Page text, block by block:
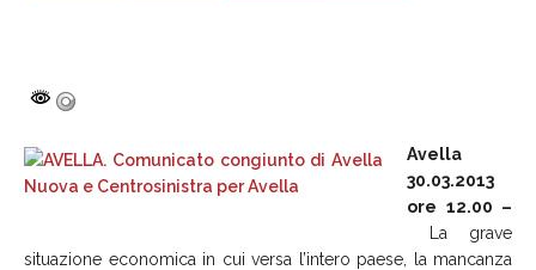
Avella
30.03.2013
ore 12.00 –
La grave
situazione economica in cui versa l’intero paese, la mancanza